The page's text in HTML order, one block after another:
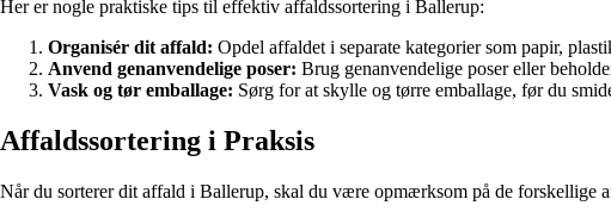
Her er nogle praktiske tips til effektiv affaldssortering i Ballerup:
Organisér dit affald: Opdel affaldet i separate kategorier som papir,
Anvend genanvendelige poser: Brug genanvendelige poser eller
Vask og tør emballage: Sørg for at skylle og tørre emballage, før du
Affaldssortering i Praksis
Når du sorterer dit affald i Ballerup, skal du være opmærksom på de forskellige